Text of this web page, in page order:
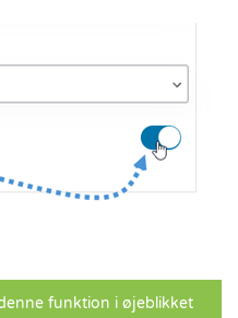
funktion i øjeblikket